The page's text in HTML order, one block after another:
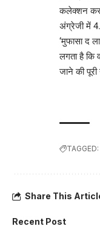
कलेक्शन कर
अंग्रेजी में
‘मुफासा द
लगता है कि
जाने की पूरी
TAGGED:
Share This
Recent Post